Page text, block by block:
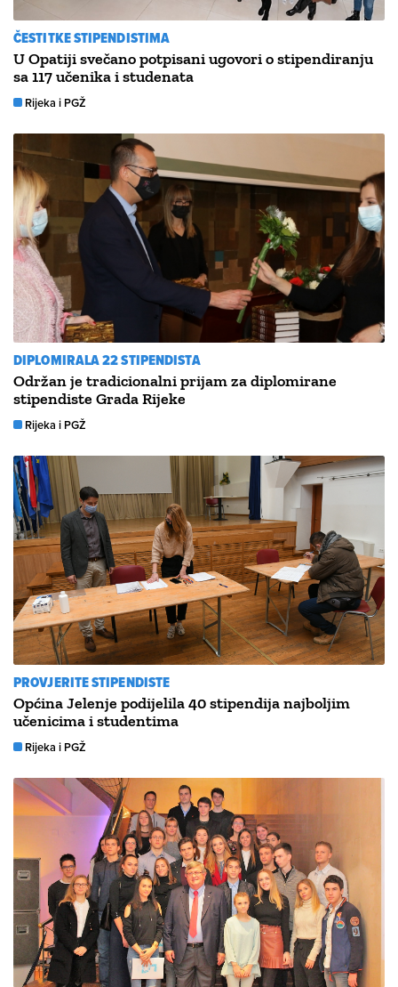
ČESTITKE STIPENDISTIMA
U Opatiji svečano potpisani ugovori o stipendiranju
sa 117 učenika i studenata
Rijeka i PGŽ
DIPLOMIRALA 22 STIPENDISTA
Održan je tradicionalni prijam za diplomirane
stipendiste Grada Rijeke
Rijeka i PGŽ
PROVJERITE STIPENDISTE
Općina Jelenje podijelila 40 stipendija najboljim
učenicima i studentima
Rijeka i PGŽ